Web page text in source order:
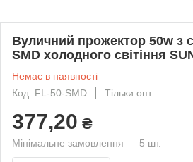
Вуличний прожектор 50w з
SMD холодного світіння
Немає в наявності
Код: FL-50-SMD
Тільки опт
377,20 ₴
Мінімальне замовлення — 5 шт.